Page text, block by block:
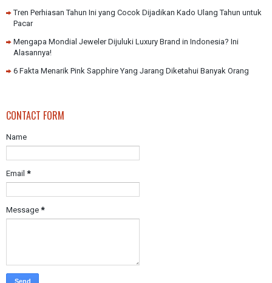
Tren Perhiasan Tahun Ini yang Cocok Dijadikan Kado Ulang Tahun untuk
Pacar
Mengapa Mondial Jeweler Dijuluki Luxury Brand in Indonesia? Ini
Alasannya!
6 Fakta Menarik Pink Sapphire Yang Jarang Diketahui Banyak Orang
CONTACT FORM
Name
Email *
Message *